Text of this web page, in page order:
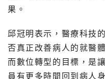
果。
邱冠明表示，醫療科技
否真正改善病人的就醫
而數位轉型的目標，是
員有更多時間回到病人